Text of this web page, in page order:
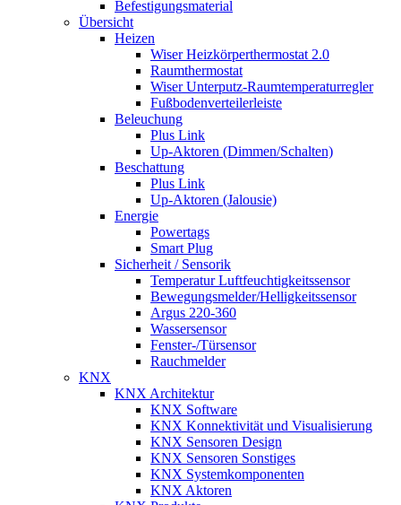
Befestigungsmaterial
Übersicht
Heizen
Wiser Heizkörperthermostat 2.0
Raumthermostat
Wiser Unterputz-Raumtemperaturregler
Fußbodenverteilerleiste
Beleuchung
Plus Link
Up-Aktoren (Dimmen/Schalten)
Beschattung
Plus Link
Up-Aktoren (Jalousie)
Energie
Powertags
Smart Plug
Sicherheit / Sensorik
Temperatur Luftfeuchtigkeitssensor
Bewegungsmelder/Helligkeitssensor
Argus 220-360
Wassersensor
Fenster-/Türsensor
Rauchmelder
KNX
KNX Architektur
KNX Software
KNX Konnektivität und Visualisierung
KNX Sensoren Design
KNX Sensoren Sonstiges
KNX Systemkomponenten
KNX Aktoren